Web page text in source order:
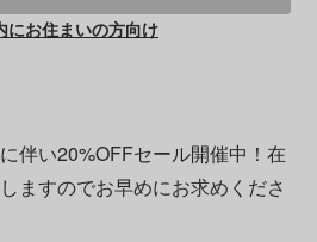
にお住まいの方向け
伴い20%OFFセール開催中！在
ますのでお早めにお求めくださ